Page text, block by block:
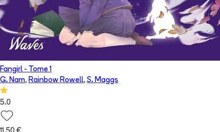
Fangirl - Tome 1
G. Nam, Rainbow Rowell, S. Maggs
5.0